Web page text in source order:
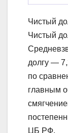
Чистый
Чистый
долгу —
по
главным
ЦБ РФ.